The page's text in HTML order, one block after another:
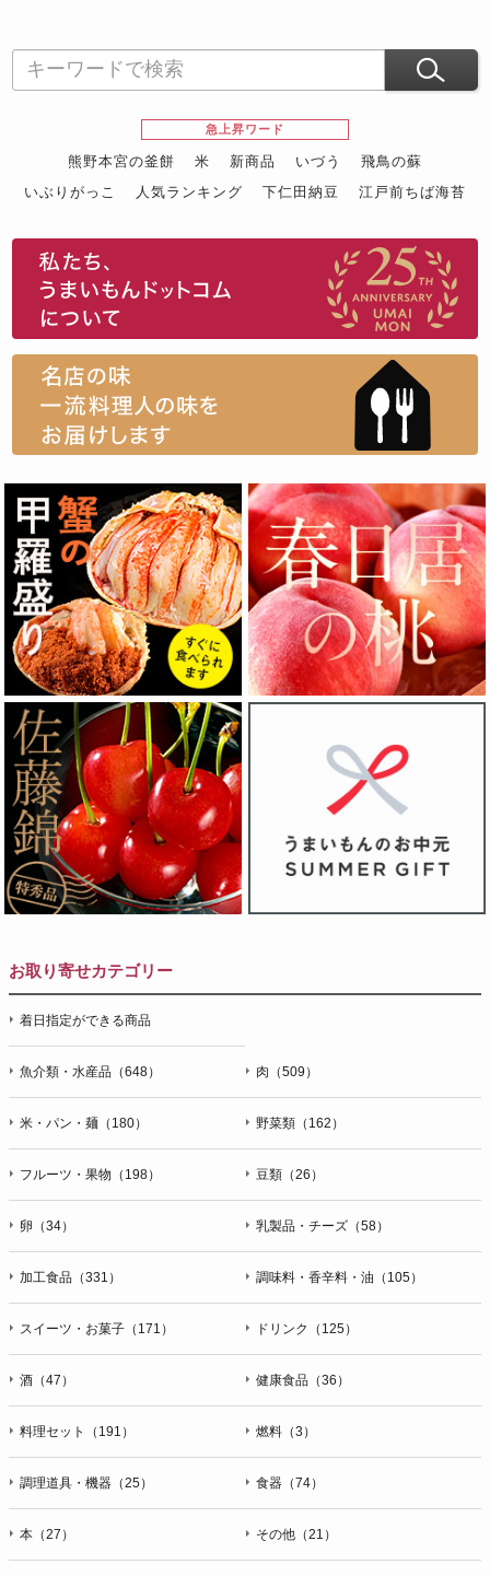
急上昇ワード
熊野本宮の釜餅 米 新商品 いづう
飛鳥の蘇
いぶりがっこ
人気ランキング 下仁田納豆
江戸前ちば海苔
お取り寄せカテゴリー
着日指定ができる商品
魚介類・水産品（648） 肉（509）
米・パン・麺（180） 野菜類（162）
フルーツ・果物（198） 豆類（26）
卵（34） 乳製品・チーズ（58）
加工食品（331） 調味料・香辛料・油（105）
スイーツ・お菓子（171） ドリンク（125）
酒（47） 健康食品（36）
料理セット（191） 燃料（3）
調理道具・機器（25） 食器（74）
本（27） その他（21）